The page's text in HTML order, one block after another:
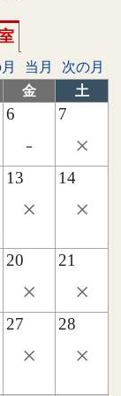
当月
次の月
金 土
6
-
7
×
13
×
14
×
20
×
21
×
27
×
28
×